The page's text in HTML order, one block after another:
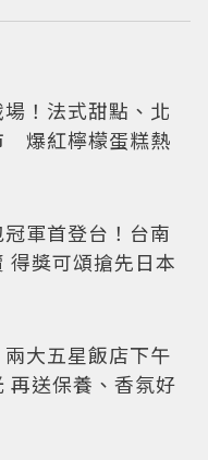
！法式甜點、北
爆紅檸檬蛋糕熱
軍首登台！台南
得獎可頌搶先日本
大五星飯店下午
再送保養、香氛好